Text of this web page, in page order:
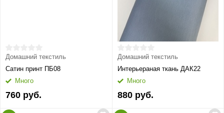
Домашний текстиль
Сатин принт ПБ08
Много
760 руб.
Домашний текстиль
Интерьераная ткань ДАК22
Много
880 руб.